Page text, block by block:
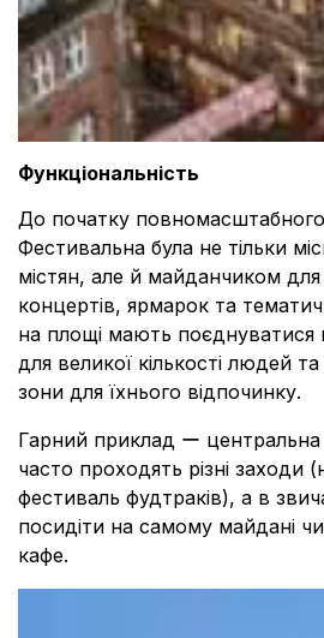
Функціональність
До початку
Фестивальна була не тільки
містян, але й майданчиком для
концертів, ярмарок та
на площі мають поєднуватися
для великої кількості людей
зони для їхнього відпочинку.
Гарний приклад ー
часто проходять різні заходи
фестиваль фудтраків), а в
посидіти на самому майдані
кафе.